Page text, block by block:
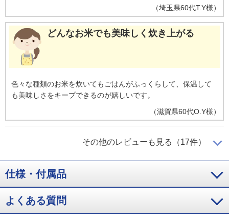
（埼玉県60代T.Y様）
どんなお米でも美味しく炊き上がる
色々な種類のお米を炊いてもごはんがふっくらして、保温して
も美味しさをキープできるのが嬉しいです。
（滋賀県60代O.Y様）
これは、オススメです！
以前使用していた炊飯器でも満足していましたが、今回購入し
た炊飯器でご飯を炊いて食べるてみると明らかに食感や味が良
その他のレビューも見る（17件）
仕様・付属品
よくある質問